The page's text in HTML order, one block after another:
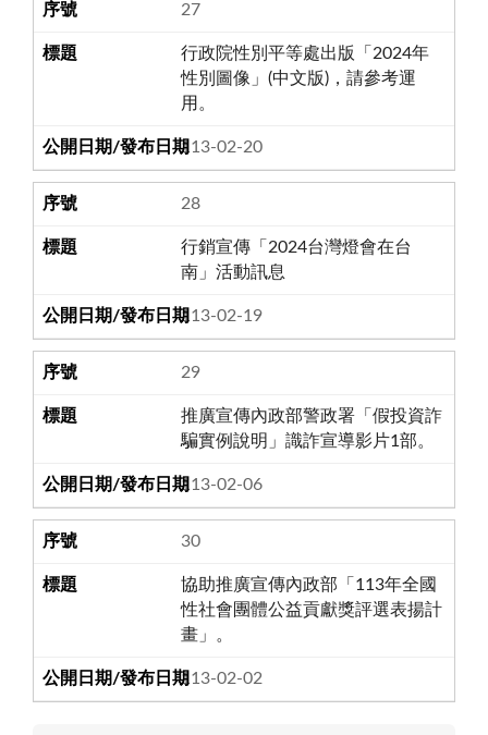
27
行政院性別平等處出版「2024年
性別圖像」(中文版)，請參考運
用。
113-02-20
28
行銷宣傳「2024台灣燈會在台
南」活動訊息
113-02-19
29
推廣宣傳內政部警政署「假投資詐
騙實例說明」識詐宣導影片1部。
113-02-06
30
協助推廣宣傳內政部「113年全國
性社會團體公益貢獻獎評選表揚計
畫」。
113-02-02